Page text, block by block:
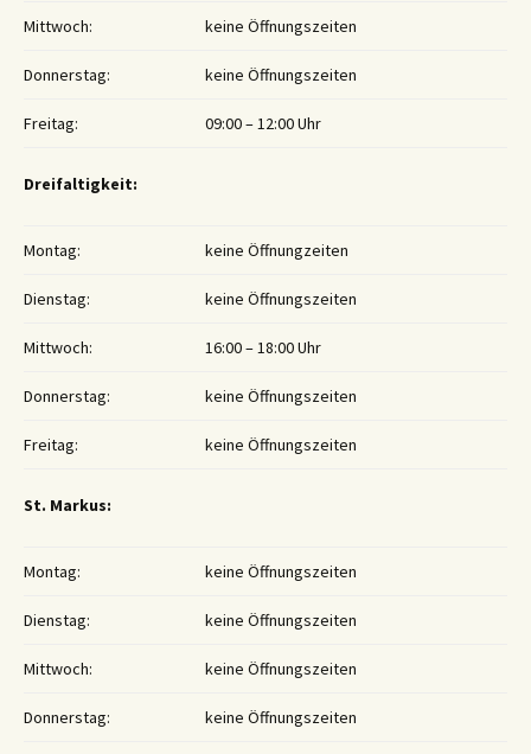
Mittwoch: keine Öffnungszeiten
Donnerstag: keine Öffnungszeiten
Freitag: 09:00 – 12:00 Uhr
Dreifaltigkeit:
Montag: keine Öffnungzeiten
Dienstag: keine Öffnungszeiten
Mittwoch: 16:00 – 18:00 Uhr
Donnerstag: keine Öffnungszeiten
Freitag: keine Öffnungszeiten
St. Markus:
Montag: keine Öffnungszeiten
Dienstag: keine Öffnungszeiten
Mittwoch: keine Öffnungszeiten
Donnerstag: keine Öffnungszeiten